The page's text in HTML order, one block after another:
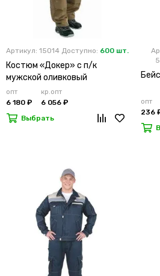
Артикул: 15014 Доступно: 600 шт.
Костюм «Докер» с п/к
мужской оливковый
опт
6 180 ₽
кр.опт
6 056 ₽
Выбрать
опт
236